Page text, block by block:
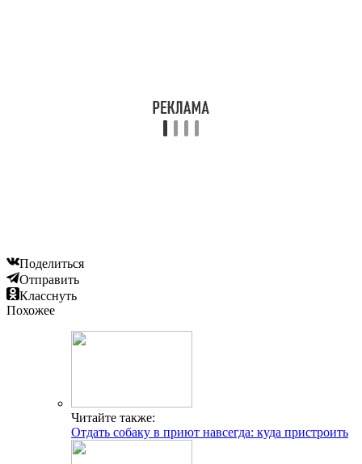
Поделиться
Отправить
Класснуть
Похожее
Читайте также:
Отдать собаку в приют навсегда: куда пристроить